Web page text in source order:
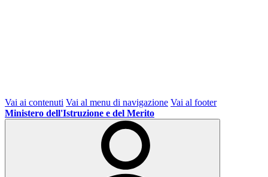
Vai ai contenuti Vai al menu di navigazione Vai al footer
Ministero dell'Istruzione e del Merito